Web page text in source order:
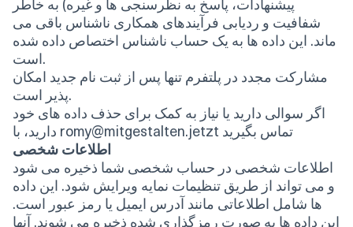
شفافیت و ردیابی فرآیندهای همکاری ناشناس باقی می
ماند. این داده ها به یک حساب ناشناس اختصاص داده شده
است.
مشارکت مجدد در پلتفرم تنها پس از ثبت نام جدید امکان
پذیر است.
اگر سوالی دارید یا نیاز به کمک برای حذف داده های خود
دارید، با romy@mitgestalten.jetzt تماس بگیرید
اطلاعات شخصی
اطلاعات شخصی در حساب شخصی شما ذخیره می شود
و می تواند از طریق تنظیمات نمایه ویرایش شود. این داده
ها شامل اطلاعاتی مانند آدرس ایمیل یا رمز عبور است.
این داده ها به صورت رمزگذاری شده ذخیره می شوند. آنها